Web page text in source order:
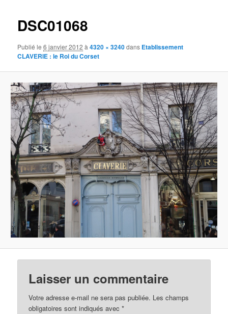
DSC01068
Publié le6 janvier 2012 à4320 × 3240dans Etablissement
CLAVERIE : le Roi du Corset
Laisser un commentaire
Votre adresse e-mail ne sera pas publiée. Les champs
obligatoires sont indiqués avec*